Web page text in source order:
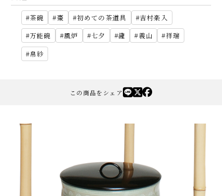
茶碗 棗 初めての茶道具
吉村楽入
万能碗
風炉 七夕 瀧 義山
祥瑞
帛紗
この商品をシェア